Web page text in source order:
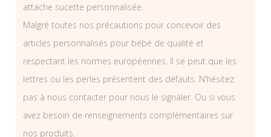
attache sucette personnalisée.
Malgré toutes nos précautions pour concevoir des
articles personnalisés pour bébé de qualité et
respectant les normes européennes. Il se peut que les
lettres ou les perles présentent des défauts. N’hésitez
pas à nous contacter pour nous le signaler. Ou si vous
avez besoin de renseignements complémentaires sur
nos produits.